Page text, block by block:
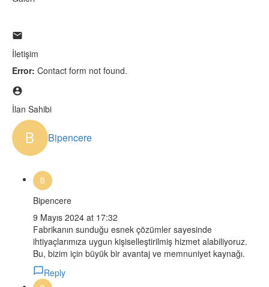
İletişim
Error: Contact form not found.
İlan Sahibi
Bipencere
Bipencere
9 Mayıs 2024 at 17:32
Fabrikanın sunduğu esnek çözümler sayesinde
ihtiyaçlarımıza uygun kişiselleştirilmiş hizmet alabiliyoruz.
Bu, bizim için büyük bir avantaj ve memnuniyet kaynağı.
Reply